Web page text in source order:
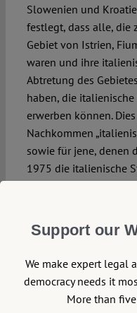
Slowenien und
festlegt, dass alle, die
Gebiet von Istrien,
waren und ihre
Abtretung des
haben, die
erwerben können.
Nachkommen
sowie für jene, denen
1975 die italienische
noch kein EU-
noch größer waren),
Gemeinschaft zum
verabschiedet.
Früher oder später
Support our
We make expert legal
democracy needs it
More than